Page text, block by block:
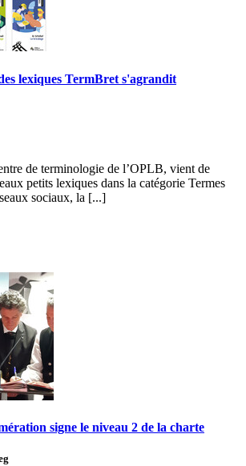
lexiques TermBret s'agrandit
de terminologie de l’OPLB, vient de
petits lexiques dans la catégorie Termes
sociaux, la [...]
signe le niveau 2 de la charte